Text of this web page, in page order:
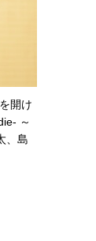
開け
～
、島